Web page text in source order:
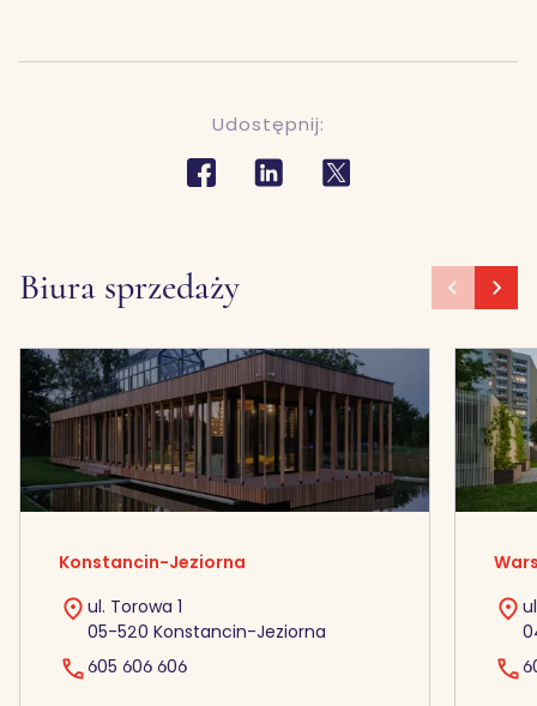
Udostępnij:
Biura sprzedaży
Konstancin-Jeziorna
ul. Torowa 1
05-520 Konstancin-Jeziorna
605 606 606